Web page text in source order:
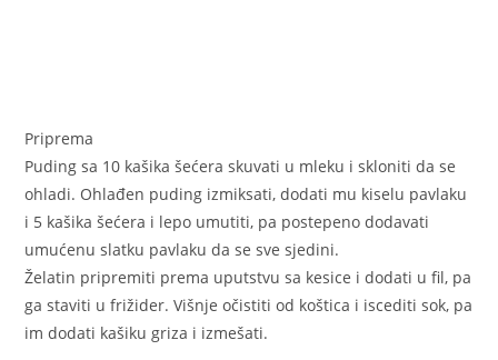
Priprema
Puding sa 10 kašika šećera skuvati u mleku i skloniti da se
ohladi. Ohlađen puding izmiksati, dodati mu kiselu pavlaku
i 5 kašika šećera i lepo umutiti, pa postepeno dodavati
umućenu slatku pavlaku da se sve sjedini.
Želatin pripremiti prema uputstvu sa kesice i dodati u fil, pa
ga staviti u frižider. Višnje očistiti od koštica i iscediti sok, pa
im dodati kašiku griza i izmešati.